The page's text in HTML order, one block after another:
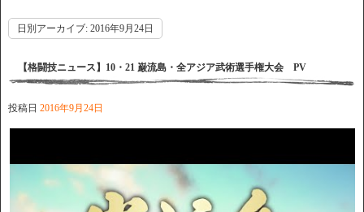
日別アーカイブ: 2016年9月24日
【格闘技ニュース】10・21 巌流島・全アジア武術選手権大会 PV
投稿日 2016年9月24日